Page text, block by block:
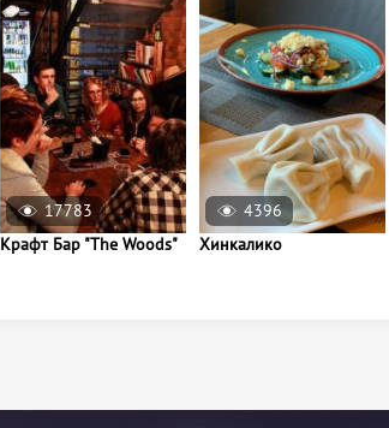
17783
Крафт Бар "The Woods"
4396
Хинкалико